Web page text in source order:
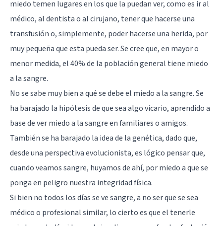
miedo temen lugares en los que la puedan ver, como es ir al
médico, al dentista o al cirujano, tener que hacerse una
transfusión o, simplemente, poder hacerse una herida, por
muy pequeña que esta pueda ser. Se cree que, en mayor o
menor medida, el 40% de la población general tiene miedo
a la sangre.
No se sabe muy bien a qué se debe el miedo a la sangre. Se
ha barajado la hipótesis de que sea algo vicario, aprendido a
base de ver miedo a la sangre en familiares o amigos.
También se ha barajado la idea de la genética, dado que,
desde una perspectiva evolucionista, es lógico pensar que,
cuando veamos sangre, huyamos de ahí, por miedo a que se
ponga en peligro nuestra integridad física.
Si bien no todos los días se ve sangre, a no ser que se sea
médico o profesional similar, lo cierto es que el tenerle